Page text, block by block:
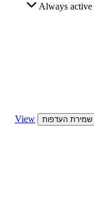
Always active
שמירת העדפות
View